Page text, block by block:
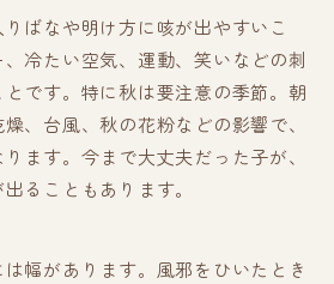
ばなや明け方に咳が出やすいこ
冷たい空気、運動、笑いなどの刺
です。特に秋は要注意の季節。朝
、台風、秋の花粉などの影響で、
ます。今まで大丈夫だった子が、
ることもあります。
幅があります。風邪をひいたとき